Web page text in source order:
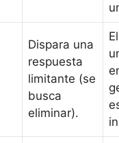
Dispara una
respuesta
limitante (se
busca
eliminar).